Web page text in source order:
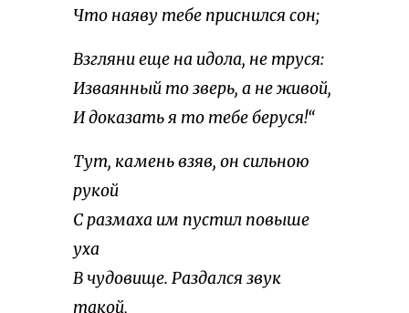
Что наяву тебе приснился сон;
Взгляни еще на идола, не труся:
Изваянный то зверь, а не живой,
И доказать я то тебе беруся!“
Тут, камень взяв, он сильною
рукой
С размаха им пустил повыше
уха
В чудовище. Раздался звук
такой,